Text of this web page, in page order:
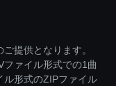
提供となります。
ァイル形式での1曲
ル形式のZIPファイル